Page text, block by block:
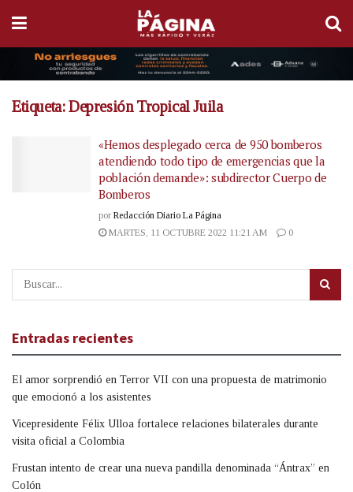
Etiqueta:Depresión Tropical Juila
«Hemos desplegado cerca de 950 bomberos
atendiendo todo tipo de emergencias que la
población demande»: subdirector Cuerpo de
Bomberos
por Redacción Diario La Página
MARTES, 11 OCTUBRE 2022 11:21 AM
0
Entradas recientes
El amor sorprendió en Terror VII con una propuesta de matrimonio
que emocionó a los asistentes
Vicepresidente Félix Ulloa fortalece relaciones bilaterales durante
visita oficial a Colombia
Frustan intento de crear una nueva pandilla denominada “Ántrax” en
Colón